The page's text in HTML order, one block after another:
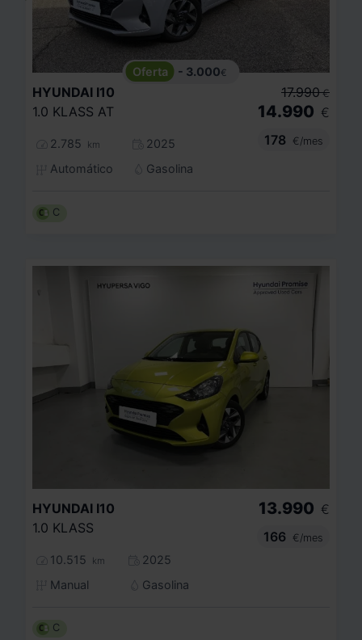
- 3.000€
HYUNDAI I10
1.0 KLASS AT
2.785 km
2025
Automático
Gasolina
17.990 €
14.990 €
178
€/mes
C
HYUNDAI I10
1.0 KLASS
10.515 km
2025
Manual
Gasolina
13.990 €
166
€/mes
C